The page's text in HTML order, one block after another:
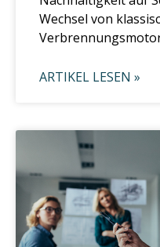
Wechsel von
ARTIKEL LESEN »